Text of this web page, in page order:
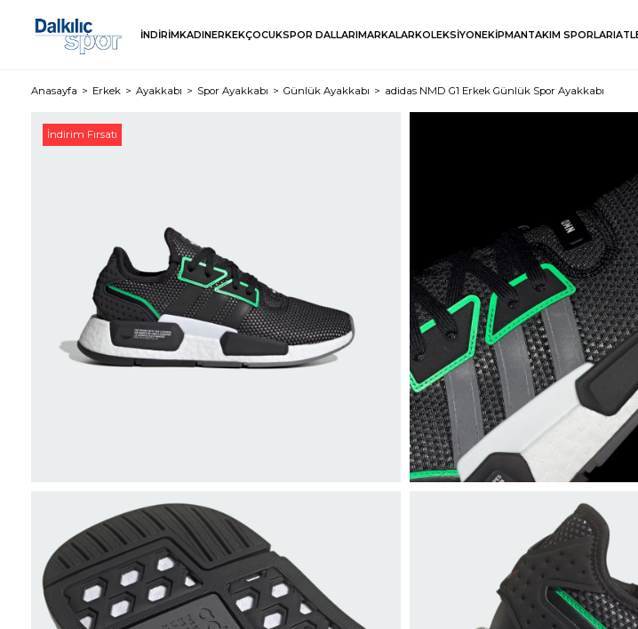
İNDİRİMKADINERKEKÇOCUKSPOR DALLARIMARKALARKOLEKSİYONEKİPMANTAKIM SPORLARI
Anasayfa Erkek Ayakkabı Spor Ayakkabı Günlük Ayakkabı adidas NMD G1 Erkek Günlük Spor Ayakkabı
İndirim Fırsatı